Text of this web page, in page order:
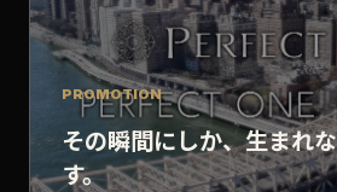
PROMOTION
その瞬間にしか、生まれ
す。